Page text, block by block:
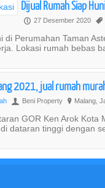
Dijual Rumah Siap
P 27 Desember 2020 ,
di Perumahan Taman
Lokasi rumah bebas
2021, jual rumah
U Beni Property ? Malang,
GOR Ken Arok Kota
dataran tinggi dengan